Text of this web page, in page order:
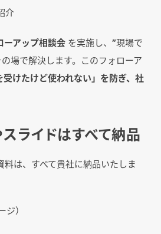
介
ーアップ相談会を実施し、”現場で
場で解決します。このフォローア
受けたけど使われない」を防ぎ、社
ライドはすべて納品
は、すべて貴社に納品いたしま
）